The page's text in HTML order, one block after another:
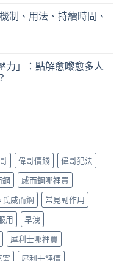
制、用法、持續時間、
力」：點解愈嚟愈多人
偉哥價錢
偉哥犯法
鋼
威而鋼哪裡買
氏威而鋼
常見副作用
用
早洩
犀利士哪裡買
寧 犀利士評價